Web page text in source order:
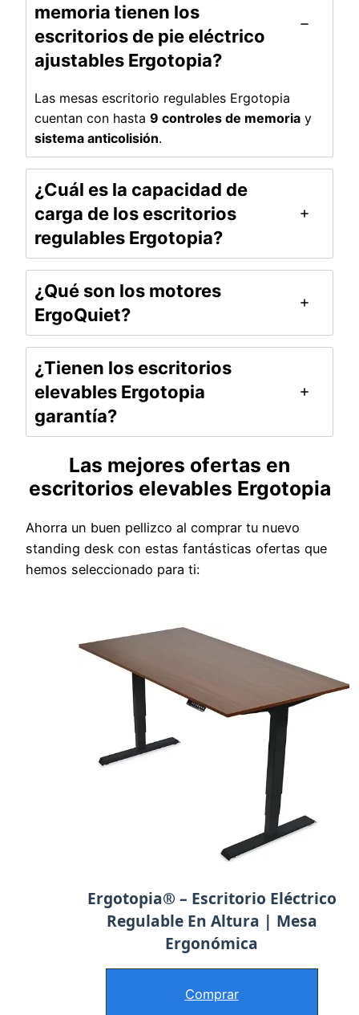
memoria tienen los
escritorios de pie eléctrico
ajustables Ergotopia?
Las mesas escritorio regulables Ergotopia
cuentan con hasta 9 controles de memoria y
sistema anticolisión.
¿Cuál es la capacidad de
carga de los escritorios
regulables Ergotopia?
¿Qué son los motores
ErgoQuiet?
¿Tienen los escritorios
elevables Ergotopia
garantía?
Las mejores ofertas en
escritorios elevables Ergotopia
Ahorra un buen pellizco al comprar tu nuevo
standing desk con estas fantásticas ofertas que
hemos seleccionado para ti:
Ergotopia® – Escritorio Eléctrico
Regulable En Altura | Mesa
Ergonómica
Comprar